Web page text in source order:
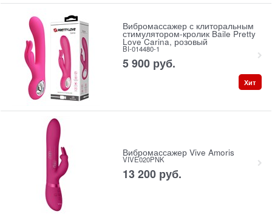
Вибромассажер с клиторальным
стимулятором-кролик Baile Pretty
Love Carina, розовый
BI-014480-1
5 900 руб.
Хит
Вибромассажер Vive Amoris
VIVE020PNK
13 200 руб.